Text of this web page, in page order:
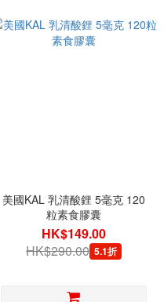
美國KAL 乳清酸鋰 5毫克 120
粒素食膠囊
HK$149.00
HK$290.00 5.1折